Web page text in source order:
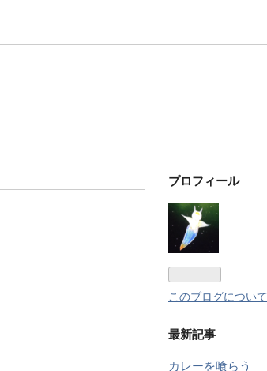
プロフィール
このブログについて
最新記事
カレーを喰らう